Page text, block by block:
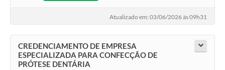
Atualizado em: 03/06/2026 às 09h31
CREDENCIAMENTO DE EMPRESA
ESPECIALIZADA PARA CONFECÇÃO DE
PRÓTESE DENTÁRIA